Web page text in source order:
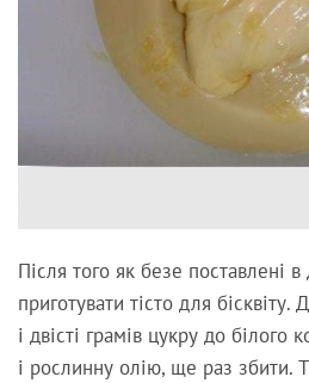
Після того як безе поставлені
приготувати тісто для
і двісті грамів цукру до білого
і рослинну олію, ще раз збити.